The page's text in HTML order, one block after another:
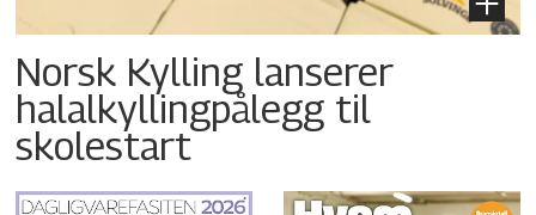
Norsk Kylling lanserer
halalkyllingpålegg til
skolestart